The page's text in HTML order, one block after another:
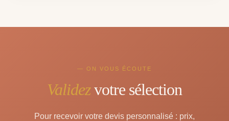
— ON VOUS ÉCOUTE
Validezvotre sélection
Pour recevoir votre devis personnalisé : prix,